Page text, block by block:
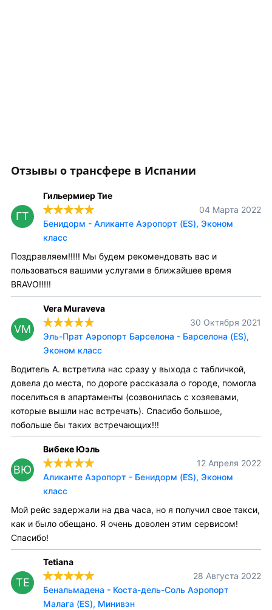
Отзывы о трансфере в Испании
ГТ
Гильермиер Тие
04 Марта 2022
Бенидорм - Аликанте Аэропорт (ES), Эконом
класс
Поздравляем!!!!! Мы будем рекомендовать вас и
пользоваться вашими услугами в ближайшее время
BRAVO!!!!!
VM
Vera Muraveva
30 Октября 2021
Эль-Прат Аэропорт Барселона - Барселона (ES),
Эконом класс
Водитель А. встретила нас сразу у выхода с табличкой,
довела до места, по дороге рассказала о городе, помогла
поселиться в апартаменты (созвонилась с хозяевами,
которые вышли нас встречать). Спасибо большое,
побольше бы таких встречающих!!!
ВЮ
Вибеке Юэль
12 Апреля 2022
Аликанте Аэропорт - Бенидорм (ES), Эконом
класс
Мой рейс задержали на два часа, но я получил свое такси,
как и было обещано. Я очень доволен этим сервисом!
Спасибо!
TE
Tetiana
28 Августа 2022
Бенальмадена - Коста-дель-Соль Аэропорт
Малага (ES), Минивэн